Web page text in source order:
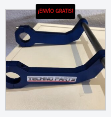
¡ENVÍO GRATIS!